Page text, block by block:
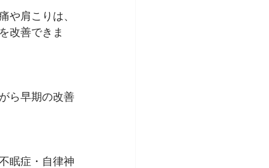
や肩こりは、
改善できま
ら早期の改善
眠症・自律神